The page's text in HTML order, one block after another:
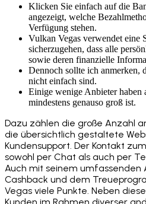
Klicken Sie einfach auf die
angezeigt, welche
Verfügung stehen.
Vulkan Vegas verwendet eine
sicherzugehen, dass alle
sowie deren finanzielle
Dennoch sollte ich anmerken,
nicht einfach sind.
Einige wenige Anbieter haben
mindestens genauso groß ist.
Dazu zählen die große Anzahl
die übersichtlich gestaltete
Kundensupport. Der Kontakt
sowohl per Chat als auch per
Auch mit seinem umfassenden
Cashback und dem
Vegas viele Punkte. Neben